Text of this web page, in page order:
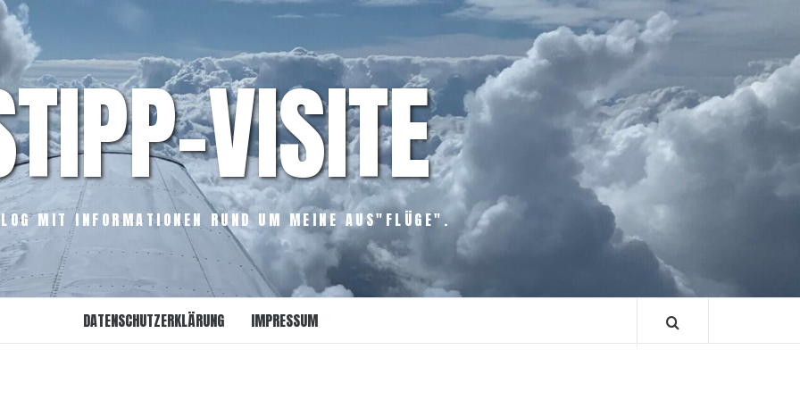
VISITE
MIT INFORMATIONEN RUND UM MEINE AUS"FLÜGE".
DATENSCHUTZERKLÄRUNG IMPRESSUM